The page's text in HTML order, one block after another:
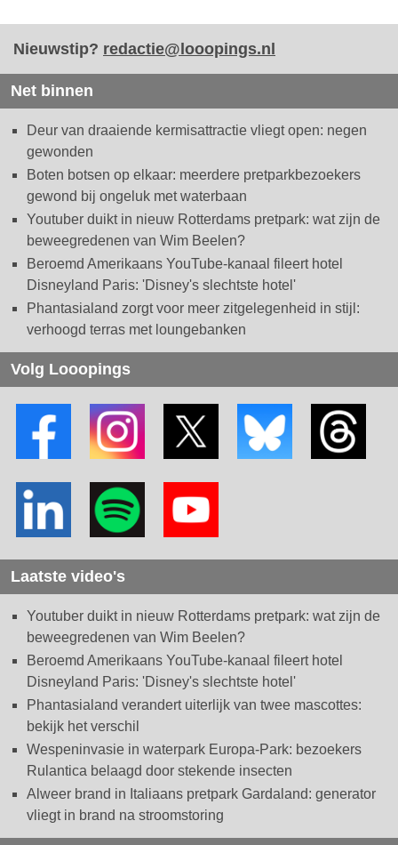
Nieuwstip? redactie@looopings.nl
Net binnen
Deur van draaiende kermisattractie vliegt open: negen
gewonden
Boten botsen op elkaar: meerdere pretparkbezoekers
gewond bij ongeluk met waterbaan
Youtuber duikt in nieuw Rotterdams pretpark: wat zijn de
beweegredenen van Wim Beelen?
Beroemd Amerikaans YouTube-kanaal fileert hotel
Disneyland Paris: 'Disney's slechtste hotel'
Phantasialand zorgt voor meer zitgelegenheid in stijl:
verhoogd terras met loungebanken
Volg Looopings
Laatste video's
Youtuber duikt in nieuw Rotterdams pretpark: wat zijn de
beweegredenen van Wim Beelen?
Beroemd Amerikaans YouTube-kanaal fileert hotel
Disneyland Paris: 'Disney's slechtste hotel'
Phantasialand verandert uiterlijk van twee mascottes:
bekijk het verschil
Wespeninvasie in waterpark Europa-Park: bezoekers
Rulantica belaagd door stekende insecten
Alweer brand in Italiaans pretpark Gardaland: generator
vliegt in brand na stroomstoring